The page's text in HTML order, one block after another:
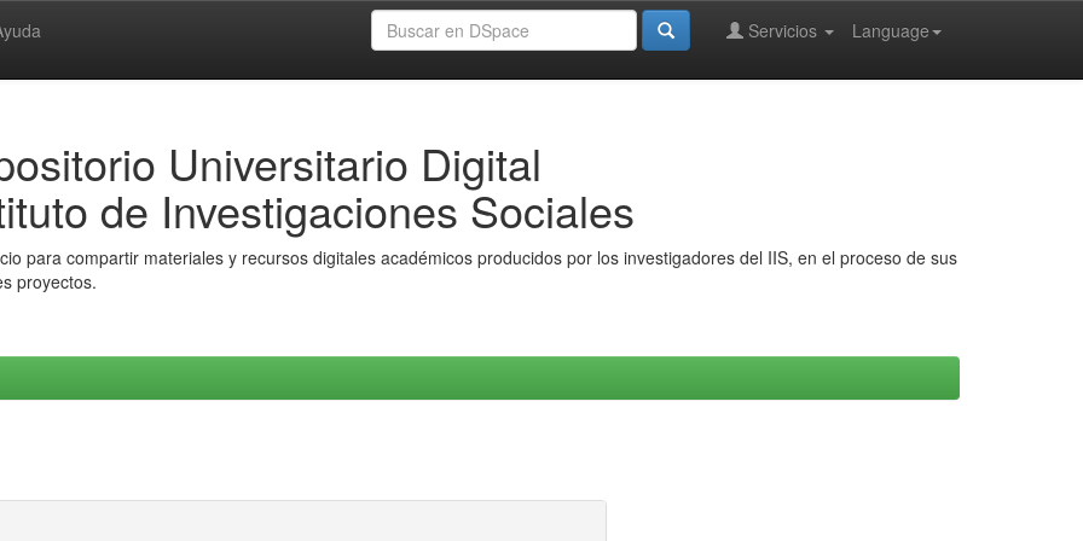
Language
Servicios
Universitario Digital
de Investigaciones Sociales
para compartir materiales y recursos digitales académicos producidos por los investigadores del IIS, en el proceso de sus
proyectos.